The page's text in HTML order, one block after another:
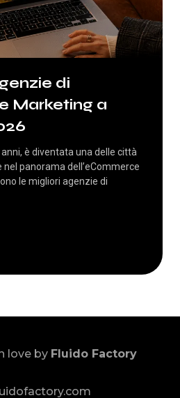
di
Marketing a
è diventata una delle città
panorama dell’eCommerce
le migliori agenzie di
love by Fluido Factory